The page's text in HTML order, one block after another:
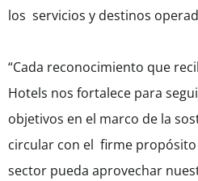
los servicios y destinos
“Cada reconocimiento que
Hotels nos fortalece para
objetivos en el marco de la
circular con el firme
sector pueda aprovechar